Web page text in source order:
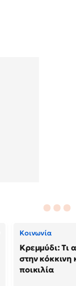
Κοινωνία
Κρεμμύδι: Τι
στην κόκκινη
ποικιλία